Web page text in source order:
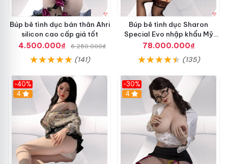
Búp bê tình dục bán thân Ahri
silicon cao cấp giá tốt
4.500.000₫
6.250.000₫
(141)
Búp bê tình dục Sharon
Special Evo nhập khẩu Mỹ
siêu mềm mại cao cấp
78.000.000₫
(135)
-40%
4
-30%
4